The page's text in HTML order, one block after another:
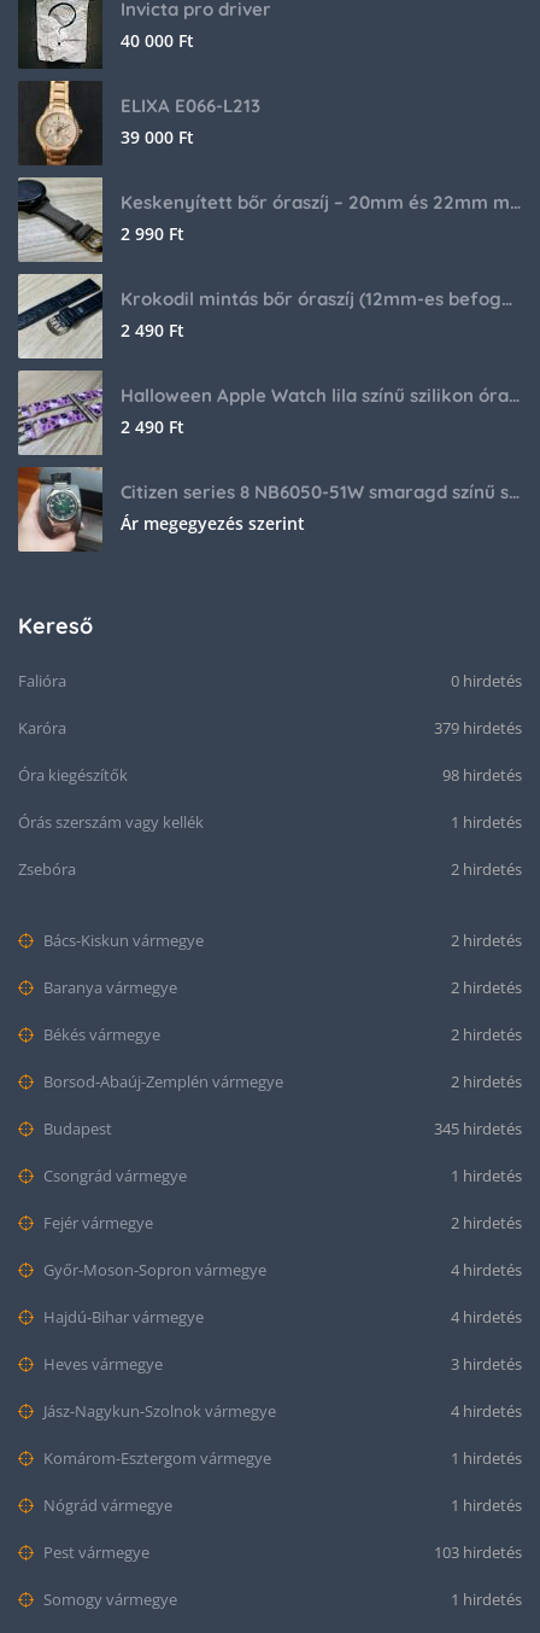
Invicta pro driver
40 000 Ft
ELIXA E066-L213
39 000 Ft
Keskenyített bőr óraszíj – 20mm és 22mm méretben
2 990 Ft
Krokodil mintás bőr óraszíj (12mm-es befogóval rendelkező órához)
2 490 Ft
Halloween Apple Watch lila színű szilikon óraszíj
2 490 Ft
Citizen series 8 NB6050-51W smaragd színű számlappal
Ár megegyezés szerint
Kereső
Falióra 0 hirdetés
Karóra 379 hirdetés
Óra kiegészítők 98 hirdetés
Órás szerszám vagy kellék 1 hirdetés
Zsebóra 2 hirdetés
Bács-Kiskun vármegye 2 hirdetés
Baranya vármegye 2 hirdetés
Békés vármegye 2 hirdetés
Borsod-Abaúj-Zemplén vármegye 2 hirdetés
Budapest 345 hirdetés
Csongrád vármegye 1 hirdetés
Fejér vármegye 2 hirdetés
Győr-Moson-Sopron vármegye 4 hirdetés
Hajdú-Bihar vármegye 4 hirdetés
Heves vármegye 3 hirdetés
Jász-Nagykun-Szolnok vármegye 4 hirdetés
Komárom-Esztergom vármegye 1 hirdetés
Nógrád vármegye 1 hirdetés
Pest vármegye 103 hirdetés
Somogy vármegye 1 hirdetés